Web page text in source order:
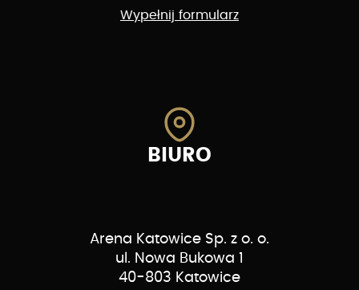
Wypełnij formularz
BIURO
Arena Katowice Sp. z o. o.
ul. Nowa Bukowa 1
40-803 Katowice